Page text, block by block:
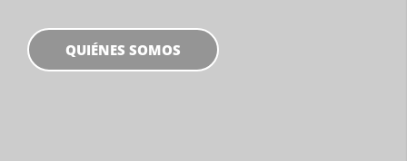
QUIÉNES SOMOS